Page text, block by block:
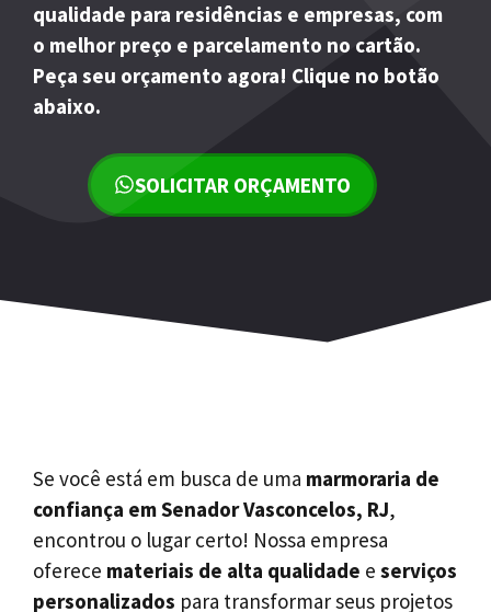
qualidade para residências e empresas, com
o melhor preço e parcelamento no cartão.
Peça seu orçamento agora! Clique no botão
abaixo.
SOLICITAR ORÇAMENTO
Se você está em busca de uma marmoraria de
confiança em Senador Vasconcelos, RJ,
encontrou o lugar certo! Nossa empresa
oferece materiais de alta qualidade e serviços
personalizados para transformar seus projetos